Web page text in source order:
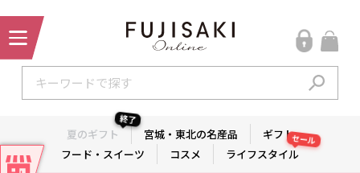
夏のギフト
終了
宮城・東北の名産品
ギフト
フード・スイーツ
コスメ ライフスタイル
セール